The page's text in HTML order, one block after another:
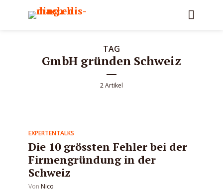
TAG
GmbH gründen Schweiz
2 Artikel
EXPERTENTALKS
Die 10 grössten Fehler bei der
Firmengründung in der
Schweiz
Von Nico